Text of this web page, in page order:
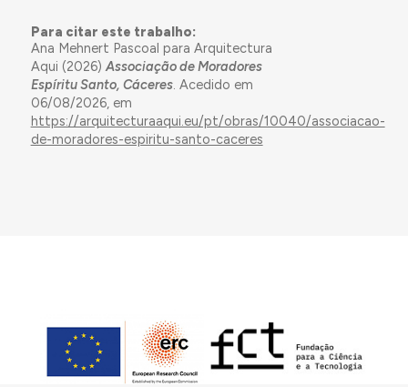
Para citar este trabalho:
Ana Mehnert Pascoal para Arquitectura
Aqui (2026)Associação de Moradores
Espíritu Santo, Cáceres. Acedido em
06/08/2026, em
https://arquitecturaaqui.eu/pt/obras/10040/associacao-
de-moradores-espiritu-santo-caceres